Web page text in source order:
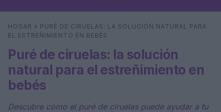
Buscar ⌕ ×
HOGAR » PURÉ DE CIRUELAS: LA SOLUCIÓN NATURAL PARA
EL ESTREÑIMIENTO EN BEBÉS
Puré de ciruelas: la solución
natural para el estreñimiento en
bebés
Descubre cómo el puré de ciruelas puede ayudar a tu